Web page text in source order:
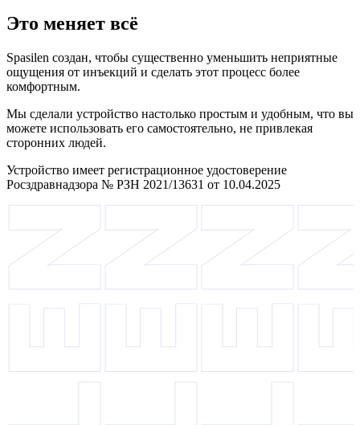
Это меняет всё
Spasilen создан, чтобы существенно уменьшить неприятные
ощущения от инъекций и сделать этот процесс более
комфортным.
Мы сделали устройство настолько простым и удобным, что вы
можете использовать его самостоятельно, не привлекая
сторонних людей.
Устройство имеет регистрационное удостоверение
Росздравнадзора № РЗН 2021/13631 от 10.04.2025